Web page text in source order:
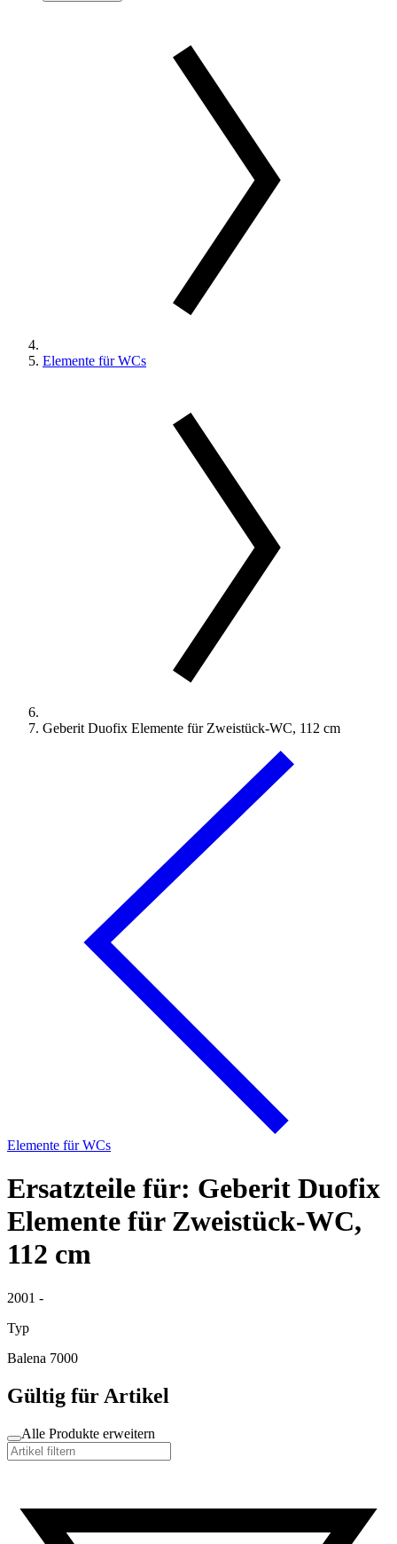
Elemente für WCs
Geberit Duofix Elemente für Zweistück-WC, 112 cm
Elemente für WCs
Ersatzteile für: Geberit Duofix
Elemente für Zweistück-WC,
112 cm
2001 -
Typ
Balena 7000
Gültig für Artikel
Alle Produkte erweitern